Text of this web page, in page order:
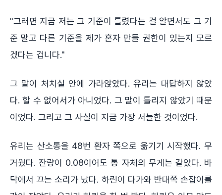
"그러면 지금 저는 그 기준이 틀렸다는 걸 알면서도 그 기
준 말고 다른 기준을 제가 혼자 만들 권한이 있는지 모르
겠다는 겁니다."
그 말이 처치실 안에 가라앉았다. 유리는 대답하지 않았
다. 할 수 없어서가 아니었다. 그 말이 틀리지 않았기 때문
이었다. 그리고 그 사실이 지금 가장 서늘한 것이었다.
유리는 산소통을 48번 환자 쪽으로 옮기기 시작했다. 무
거웠다. 잔량이 0.08이어도 통 자체의 무게는 같았다. 바
닥에서 끄는 소리가 났다. 하린이 다가와 반대쪽 손잡이를